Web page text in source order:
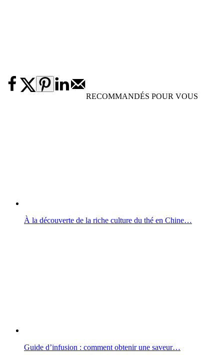
RECOMMANDÉS POUR VOUS
À la découverte de la riche culture du thé en Chine…
Guide d’infusion : comment obtenir une saveur…